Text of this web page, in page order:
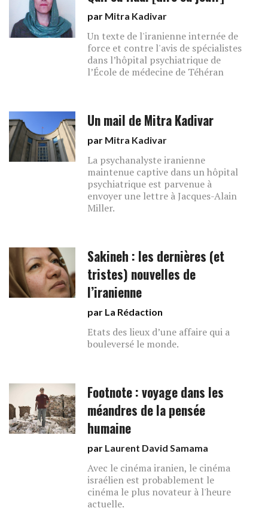
par Mitra Kadivar
Un texte de l'iranienne internée de
force et contre l'avis de spécialistes
dans l’hôpital psychiatrique de
l’École de médecine de Téhéran
Un mail de Mitra Kadivar
par Mitra Kadivar
La psychanalyste iranienne
maintenue captive dans un hôpital
psychiatrique est parvenue à
envoyer une lettre à Jacques-Alain
Miller.
Sakineh : les dernières (et
tristes) nouvelles de
l’iranienne
par La Rédaction
Etats des lieux d’une affaire qui a
bouleversé le monde.
Footnote : voyage dans les
méandres de la pensée
humaine
par Laurent David Samama
Avec le cinéma iranien, le cinéma
israélien est probablement le
cinéma le plus novateur à l'heure
actuelle.